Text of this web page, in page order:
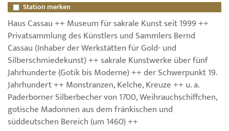
Station merken
Haus Cassau ++ Museum für sakrale Kunst seit 1999 ++
Privatsammlung des Künstlers und Sammlers Bernd
Cassau (Inhaber der Werkstätten für Gold- und
Silberschmiedekunst) ++ sakrale Kunstwerke über fünf
Jahrhunderte (Gotik bis Moderne) ++ der Schwerpunkt 19.
Jahrhundert ++ Monstranzen, Kelche, Kreuze ++ u. a.
Paderborner Silberbecher von 1700, Weihrauchschiffchen,
gotische Madonnen aus dem fränkischen und
süddeutschen Bereich (um 1460) ++